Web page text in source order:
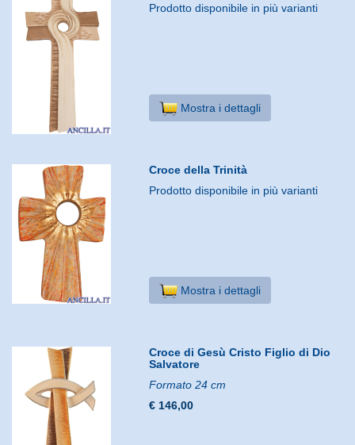
Prodotto disponibile in più varianti
Mostra i dettagli
Croce della Trinità
Prodotto disponibile in più varianti
Mostra i dettagli
Croce di Gesù Cristo Figlio di Dio
Salvatore
Formato 24 cm
€ 146,00